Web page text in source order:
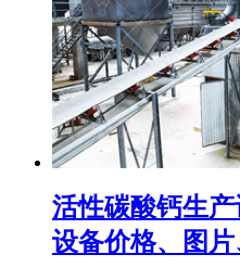
活性碳酸钙生
设备价格、图片